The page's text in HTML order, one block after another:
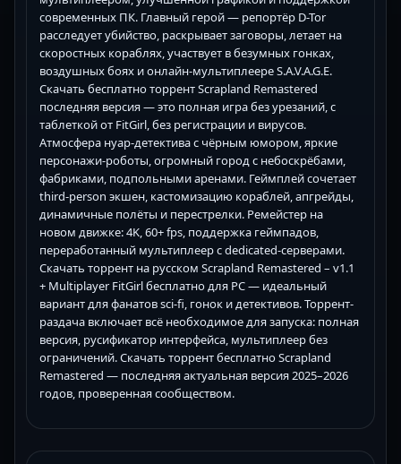
современных ПК. Главный герой — репортёр D-Tor
расследует убийство, раскрывает заговоры, летает на
скоростных кораблях, участвует в безумных гонках,
воздушных боях и онлайн-мультиплеере S.A.V.A.G.E.
Скачать бесплатно торрент Scrapland Remastered
последняя версия — это полная игра без урезаний, с
таблеткой от FitGirl, без регистрации и вирусов.
Атмосфера нуар-детектива с чёрным юмором, яркие
персонажи-роботы, огромный город с небоскрёбами,
фабриками, подпольными аренами. Геймплей сочетает
third-person экшен, кастомизацию кораблей, апгрейды,
динамичные полёты и перестрелки. Ремейстер на
новом движке: 4K, 60+ fps, поддержка геймпадов,
переработанный мультиплеер с dedicated-серверами.
Скачать торрент на русском Scrapland Remastered – v1.1
+ Multiplayer FitGirl бесплатно для PC — идеальный
вариант для фанатов sci-fi, гонок и детективов. Торрент-
раздача включает всё необходимое для запуска: полная
версия, русификатор интерфейса, мультиплеер без
ограничений. Скачать торрент бесплатно Scrapland
Remastered — последняя актуальная версия 2025–2026
годов, проверенная сообществом.